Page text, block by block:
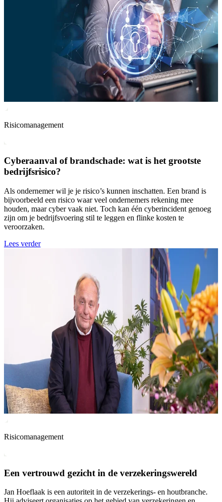
Risicomanagement
Cyberaanval of brandschade: wat is het grootste
bedrijfsrisico?
Als ondernemer wil je je risico’s kunnen inschatten. Een brand is
bijvoorbeeld een risico waar veel ondernemers rekening mee
houden, maar cyber vaak niet. Toch kan één cyberincident genoeg
zijn om je bedrijfsvoering stil te leggen en flinke kosten te
veroorzaken.
Lees verder
Risicomanagement
Een vertrouwd gezicht in de verzekeringswereld
Jan Hoeflaak is een autoriteit in de verzekerings- en houtbranche.